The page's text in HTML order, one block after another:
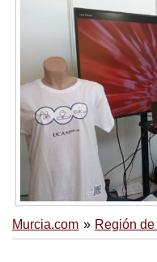
Murcia.com Región